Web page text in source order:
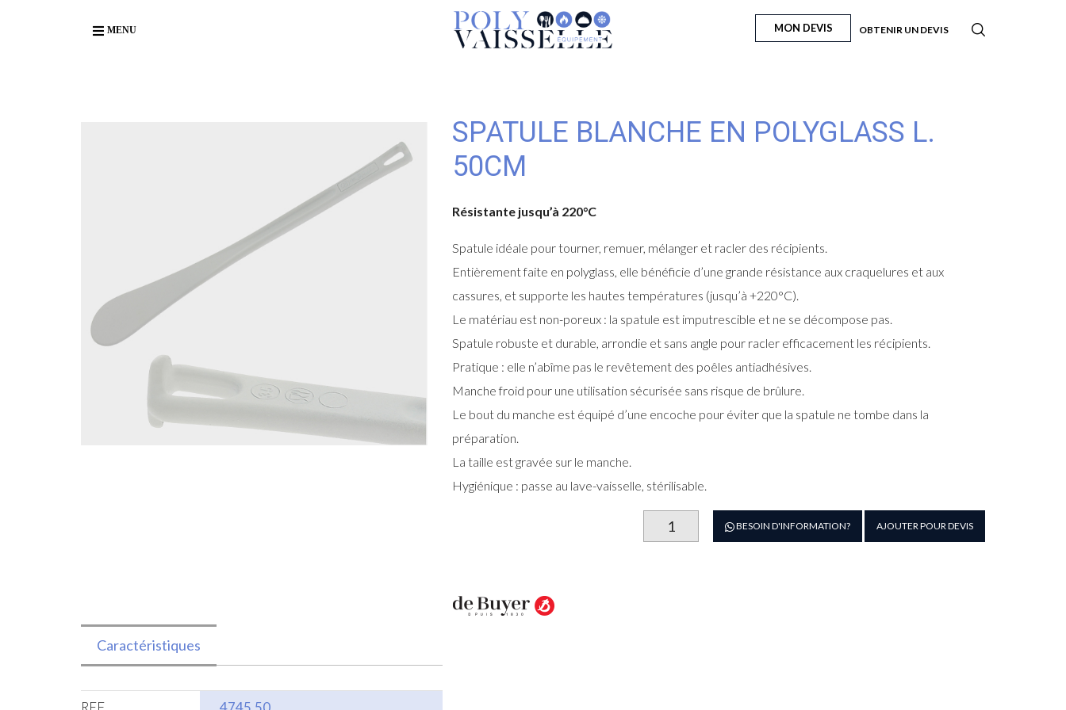
MENU MON DEVIS OBTENIR UN DEVIS
SPATULE BLANCHE EN POLYGLASS L.
50CM
Résistante jusqu’à 220°C
Spatule idéale pour tourner, remuer, mélanger et racler des récipients.
Entièrement faite en polyglass, elle bénéficie d’une grande résistance aux craquelures et aux
cassures, et supporte les hautes températures (jusqu’à +220°C).
Le matériau est non-poreux : la spatule est imputrescible et ne se décompose pas.
Spatule robuste et durable, arrondie et sans angle pour racler efficacement les récipients.
Pratique : elle n’abîme pas le revêtement des poêles antiadhésives.
Manche froid pour une utilisation sécurisée sans risque de brûlure.
Le bout du manche est équipé d’une encoche pour éviter que la spatule ne tombe dans la
préparation.
​La taille est gravée sur le manche.
Hygiénique : passe au lave-vaisselle, stérilisable.
quantitéBESOIN D'INFORMATION? AJOUTER POUR DEVIS
Caractéristiques